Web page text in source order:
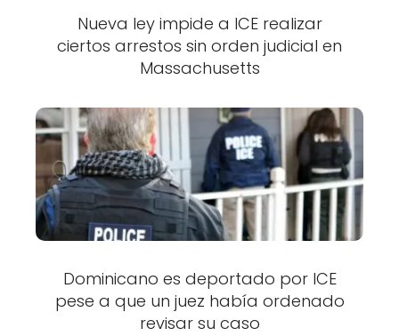
Nueva ley impide a ICE realizar
ciertos arrestos sin orden judicial en
Massachusetts
Dominicano es deportado por ICE
pese a que un juez había ordenado
revisar su caso